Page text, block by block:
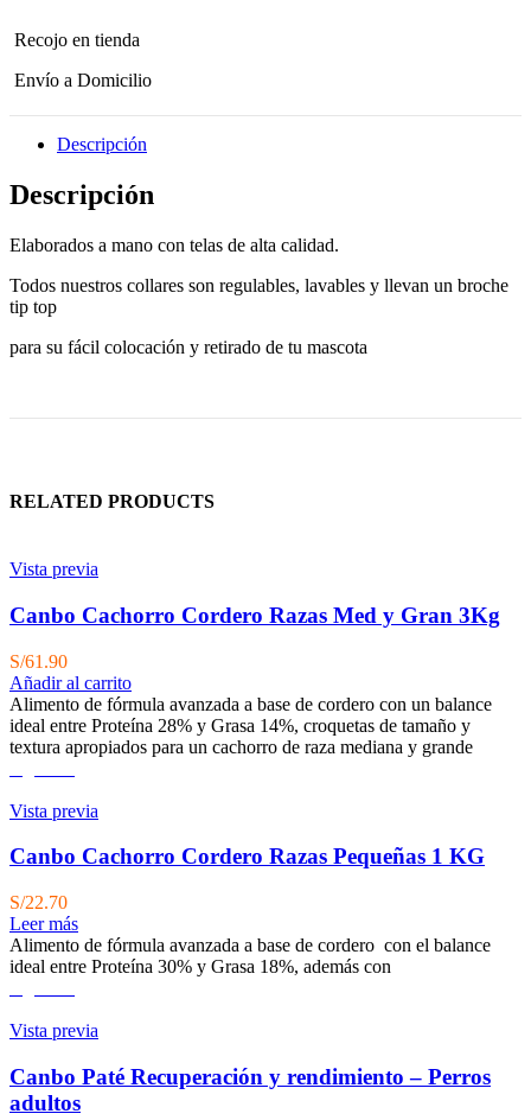
Recojo en tienda
Envío a Domicilio
Descripción
Descripción
Elaborados a mano con telas de alta calidad.
Todos nuestros collares son regulables, lavables y llevan un broche
tip top
para su fácil colocación y retirado de tu mascota
RELATED PRODUCTS
Vista previa
Canbo Cachorro Cordero Razas Med y Gran 3Kg
S/61.90
Añadir al carrito
Alimento de fórmula avanzada a base de cordero con un balance
ideal entre Proteína 28% y Grasa 14%, croquetas de tamaño y
textura apropiados para un cachorro de raza mediana y grande
Vista previa
Canbo Cachorro Cordero Razas Pequeñas 1 KG
S/22.70
Leer más
Alimento de fórmula avanzada a base de cordero con el balance
ideal entre Proteína 30% y Grasa 18%, además con
Vista previa
Canbo Paté Recuperación y rendimiento – Perros
adultos